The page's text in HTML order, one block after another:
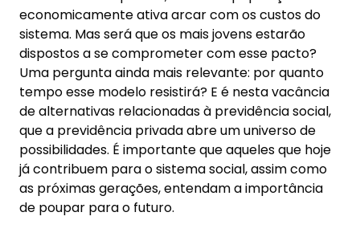
economicamente ativa arcar com os custos do
sistema. Mas será que os mais jovens estarão
dispostos a se comprometer com esse pacto?
Uma pergunta ainda mais relevante: por quanto
tempo esse modelo resistirá? E é nesta vacância
de alternativas relacionadas à previdência social,
que a previdência privada abre um universo de
possibilidades. É importante que aqueles que hoje
já contribuem para o sistema social, assim como
as próximas gerações, entendam a importância
de poupar para o futuro.